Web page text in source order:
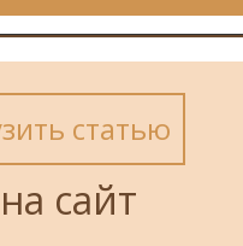
статью
сайт